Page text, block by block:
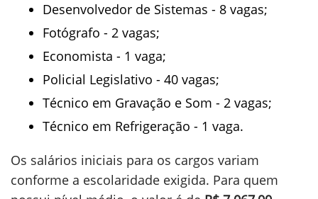
Desenvolvedor de Sistemas - 8 vagas;
Fotógrafo - 2 vagas;
Economista - 1 vaga;
Policial Legislativo - 40 vagas;
Técnico em Gravação e Som - 2 vagas;
Técnico em Refrigeração - 1 vaga.
Os salários iniciais para os cargos variam
conforme a escolaridade exigida. Para quem